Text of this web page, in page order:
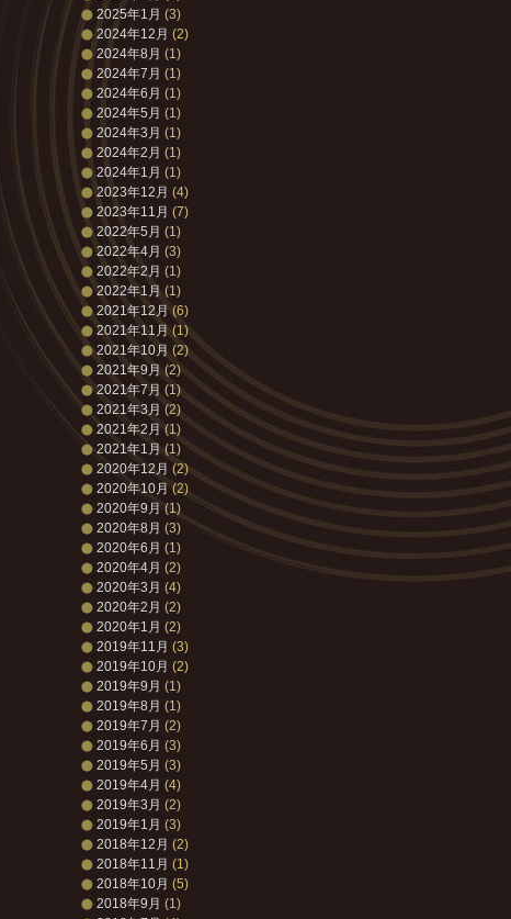
2025年1月 (3)
2024年12月 (2)
2024年8月 (1)
2024年7月 (1)
2024年6月 (1)
2024年5月 (1)
2024年3月 (1)
2024年2月 (1)
2024年1月 (1)
2023年12月 (4)
2023年11月 (7)
2022年5月 (1)
2022年4月 (3)
2022年2月 (1)
2022年1月 (1)
2021年12月 (6)
2021年11月 (1)
2021年10月 (2)
2021年9月 (2)
2021年7月 (1)
2021年3月 (2)
2021年2月 (1)
2021年1月 (1)
2020年12月 (2)
2020年10月 (2)
2020年9月 (1)
2020年8月 (3)
2020年6月 (1)
2020年4月 (2)
2020年3月 (4)
2020年2月 (2)
2020年1月 (2)
2019年11月 (3)
2019年10月 (2)
2019年9月 (1)
2019年8月 (1)
2019年7月 (2)
2019年6月 (3)
2019年5月 (3)
2019年4月 (4)
2019年3月 (2)
2019年1月 (3)
2018年12月 (2)
2018年11月 (1)
2018年10月 (5)
2018年9月 (1)